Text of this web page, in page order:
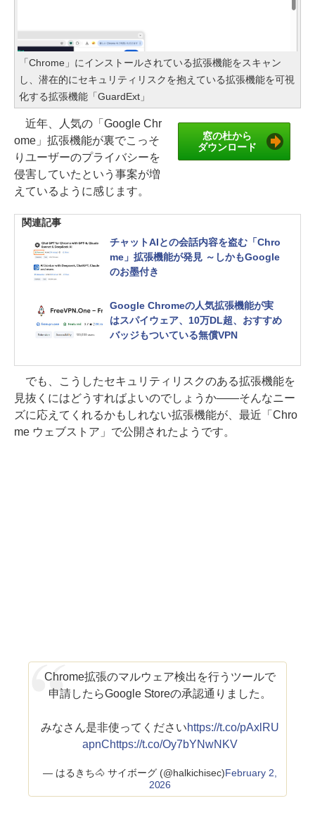
「Chrome」にインストールされている拡張機能をスキャン
し、潜在的にセキュリティリスクを抱えている拡張機能を可視
化する拡張機能「GuardExt」
窓の杜から
ダウンロード
近年、人気の「Google Chr
ome」拡張機能が裏でこっそ
りユーザーのプライバシーを
侵害していたという事案が増
えているように感じます。
関連記事
チャットAIとの会話内容を盗む「Chro
me」拡張機能が発見 ～しかもGoogle
のお墨付き
Google Chromeの人気拡張機能が実
はスパイウェア、10万DL超、おすすめ
バッジもついている無償VPN
でも、こうしたセキュリティリスクのある拡張機能を
見抜くにはどうすればよいのでしょうか――そんなニー
ズに応えてくれるかもしれない拡張機能が、最近「Chro
me ウェブストア」で公開されたようです。
Chrome拡張のマルウェア検出を行うツールで
申請したらGoogle Storeの承認通りました。
みなさん是非使ってくださいhttps://t.co/pAxlRU
apnChttps://t.co/Oy7bYNwNKV
— はるきち🐴 サイボーグ (@halkichisec)February 2,
2026